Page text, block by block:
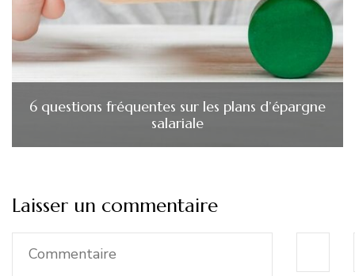
6 questions fréquentes sur les plans d’épargne
salariale
Laisser un commentaire